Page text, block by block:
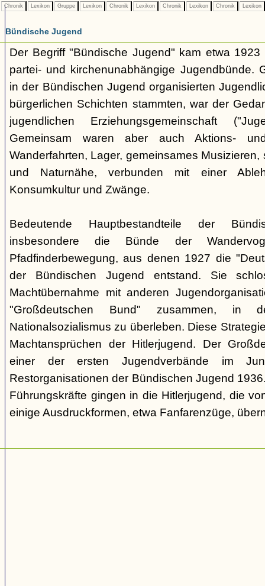
Chronik Lexikon Gruppe Lexikon Chronik Lexikon Chronik Lexikon Chronik Lexikon
Bündische Jugend
Der Begriff "Bündische Jugend" kam etwa
partei- und kirchenunabhängige Jugendbünde.
in der Bündischen Jugend organisierten
bürgerlichen Schichten stammten, war der
jugendlichen Erziehungsgemeinschaft
Gemeinsam waren aber auch Aktions-
Wanderfahrten, Lager, gemeinsames
und Naturnähe, verbunden mit einer
Konsumkultur und Zwänge.
Bedeutende Hauptbestandteile der
insbesondere die Bünde der
Pfadfinderbewegung, aus denen 1927 die
der Bündischen Jugend entstand. Sie
Machtübernahme mit anderen
"Großdeutschen Bund" zusammen,
Nationalsozialismus zu überleben. Diese
Machtansprüchen der Hitlerjugend. Der
einer der ersten Jugendverbände im
Restorganisationen der Bündischen Jugend
Führungskräfte gingen in die Hitlerjugend, die
einige Ausdruckformen, etwa Fanfarenzüge,